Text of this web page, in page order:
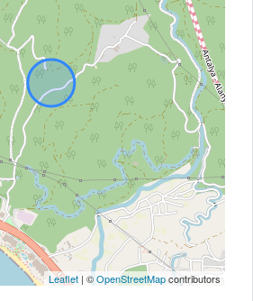
Leaflet | ©OpenStreetMapcontributors